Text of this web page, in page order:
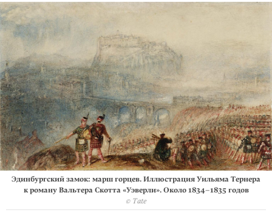
Эдинбургский замок: марш горцев. Иллюстрация Уильяма Тернера
к роману Вальтера Скотта «Уэверли». Около 1834–1835годов
© Tate